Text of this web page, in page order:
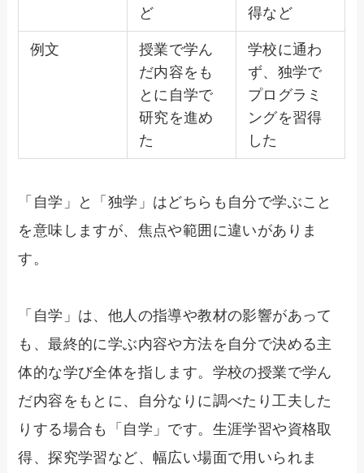
ど 得など
例文
授業で学ん
だ内容をも
とに自学で
研究を進め
た
学校に通わ
ず、独学で
プログラミ
ングを習得
した
「自学」と「独学」はどちらも自分で学ぶこと
を意味しますが、焦点や範囲に違いがありま
す。
「自学」は、他人の指導や教材の影響があって
も、最終的に学ぶ内容や方法を自分で決める主
体的な学び全体を指します。学校の授業で学ん
だ内容をもとに、自分なりに調べたり工夫した
りする場合も「自学」です。生涯学習や資格取
得、探究学習など、幅広い場面で用いられま